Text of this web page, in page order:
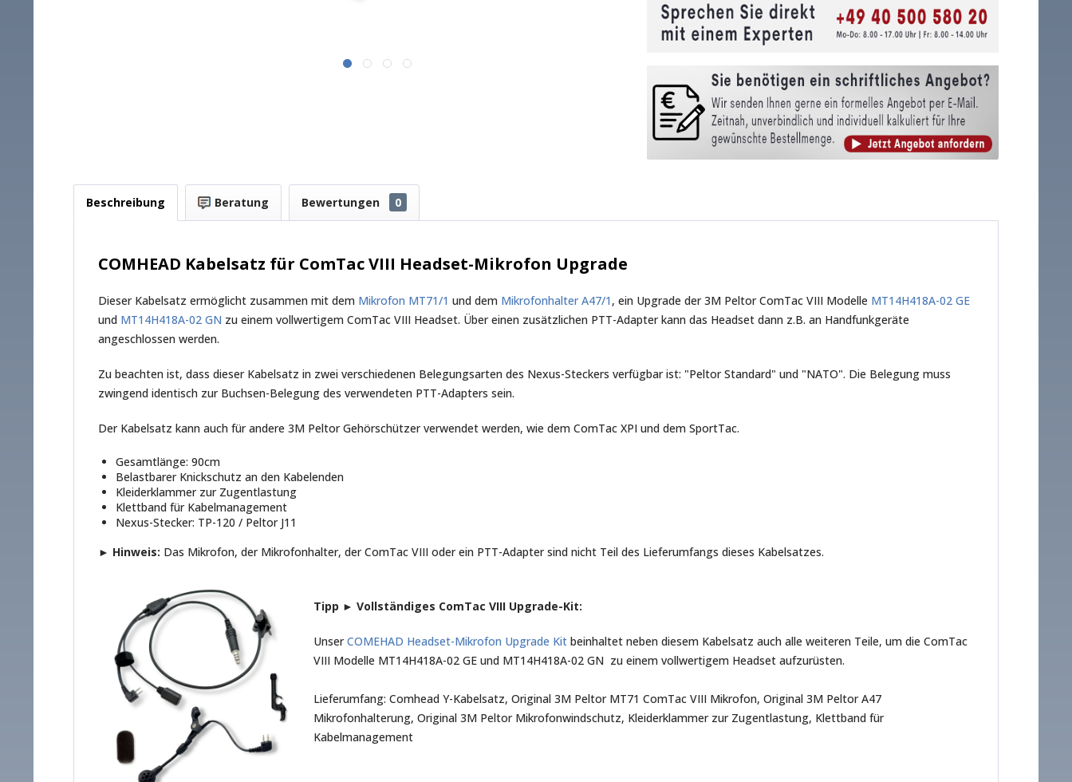
Beschreibung Beratung Bewertungen 0
COMHEAD Kabelsatz für ComTac VIII Headset-Mikrofon Upgrade
Dieser Kabelsatz ermöglicht zusammen mit dem Mikrofon MT71/1 und dem Mikrofonhalter A47/1 , ein Upgrade der 3M Peltor ComTac VIII Modelle MT14H418A-02 GE
und MT14H418A-02 GN zu einem vollwertigem ComTac VIII Headset. Über einen zusätzlichen PTT-Adapter kann das Headset dann z.B. an Handfunkgeräte
angeschlossen werden.
Zu beachten ist, dass dieser Kabelsatz in zwei verschiedenen Belegungsarten des Nexus-Steckers verfügbar ist: "Peltor Standard" und "NATO". Die Belegung muss
zwingend identisch zur Buchsen-Belegung des verwendeten PTT-Adapters sein.
Der Kabelsatz kann auch für andere 3M Peltor Gehörschützer verwendet werden, wie dem ComTac XPI und dem SportTac.
Gesamtlänge: 90cm
Belastbarer Knickschutz an den Kabelenden
Kleiderklammer zur Zugentlastung
Klettband für Kabelmanagement
Nexus-Stecker: TP-120 / Peltor J11
► Hinweis: Das Mikrofon, der Mikrofonhalter, der ComTac VIII oder ein PTT-Adapter sind nicht Teil des Lieferumfangs dieses Kabelsatzes.
Tipp ► Vollständiges ComTac VIII Upgrade-Kit:
UnserCOMEHAD Headset-Mikrofon Upgrade Kit beinhaltet neben diesem Kabelsatz auch alle weiteren Teile, um die ComTac
VIII Modelle MT14H418A-02 GE und MT14H418A-02 GN zu einem vollwertigem Headset aufzurüsten.
Lieferumfang: Comhead Y-Kabelsatz, Original 3M Peltor MT71 ComTac VIII Mikrofon, Original 3M Peltor A47
Mikrofonhalterung, Original 3M Peltor Mikrofonwindschutz, Kleiderklammer zur Zugentlastung, Klettband für
Kabelmanagement